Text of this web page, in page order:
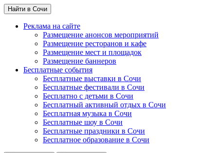
Найти в Сочи
Реклама на сайте
Размещение анонсов мероприятий
Размещение ресторанов и кафе
Размещение мест и площадок
Размещение баннеров
Бесплатные события
Бесплатные выставки в Сочи
Бесплатные фестивали в Сочи
Бесплатно с детьми в Сочи
Бесплатный активный отдых в Сочи
Бесплатная музыка в Сочи
Бесплатные шоу в Сочи
Бесплатные праздники в Сочи
Бесплатное образование в Сочи